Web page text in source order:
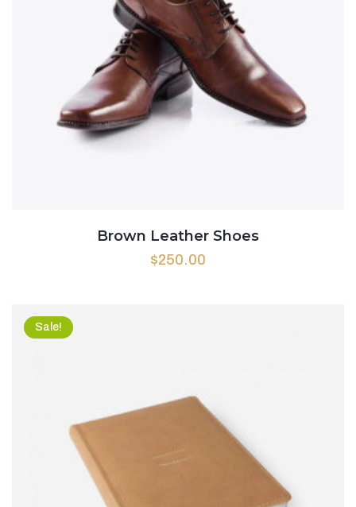
Brown Leather Shoes
$250.00
Sale!